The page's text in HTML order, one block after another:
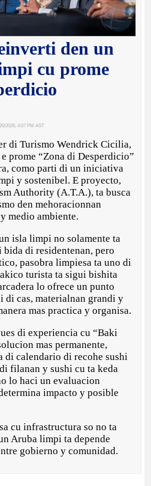
den un
cu prome
2026, 4:07 PM AST
di Turismo Wendrick Cicilia,
prome “Zona di Desperdicio”
como parti di un iniciativa
y sostenibel. E proyecto,
Authority (A.T.A.), ta busca
den mehoracionnan
medio ambiente.
isla limpi no solamente ta
di residentenan, pero
pasobra limpiesa ta uno di
turista ta sigui bishita
lo ofrece un punto
di cas, materialnan grandi y
mas practica y organisa.
di experiencia cu “Baki
mas permanente,
di calendario di recohe sushi
filanan y sushi cu ta keda
lo haci un evaluacion
impacto y posible
cu infrastructura so no ta
Aruba limpi ta depende
gobierno y comunidad.